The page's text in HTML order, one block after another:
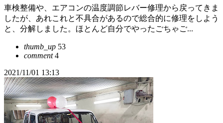
車検整備や、エアコンの温度調節レバー修理から戻ってきま
したが、あれこれと不具合があるので総合的に修理をしよう
と、分解しました。ほとんど自分でやったごちゃご...
thumb_up 53
comment4
2021/11/01 13:13